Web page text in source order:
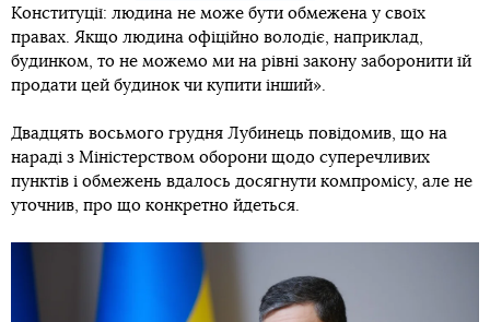
Конституції: людина не може бути обмежена у своїх
правах. Якщо людина офіційно володіє, наприклад,
будинком, то не можемо ми на рівні закону заборонити їй
продати цей будинок чи купити інший».
Двадцять восьмого грудня Лубинець повідомив, що на
нараді з Міністерством оборони щодо суперечливих
пунктів і обмежень вдалось досягнути компромісу, але не
уточнив, про що конкретно йдеться.